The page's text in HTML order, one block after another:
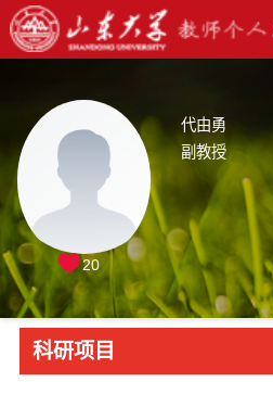
代由勇
副教授
20
科研项目